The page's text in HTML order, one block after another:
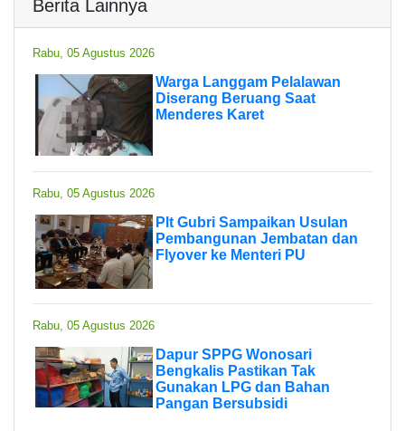
Berita Lainnya
Rabu, 05 Agustus 2026
Warga Langgam Pelalawan
Diserang Beruang Saat
Menderes Karet
Rabu, 05 Agustus 2026
Plt Gubri Sampaikan Usulan
Pembangunan Jembatan dan
Flyover ke Menteri PU
Rabu, 05 Agustus 2026
Dapur SPPG Wonosari
Bengkalis Pastikan Tak
Gunakan LPG dan Bahan
Pangan Bersubsidi